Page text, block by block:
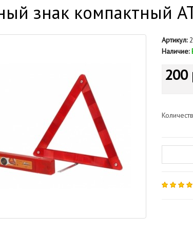
знак компактный
Артикул:
Наличие:
200